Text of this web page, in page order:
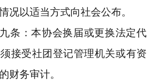
况以适当方式向社会公布。
条 ：本协会换届或更换法定代
接受社团登记管理机关或有资
财务审计。